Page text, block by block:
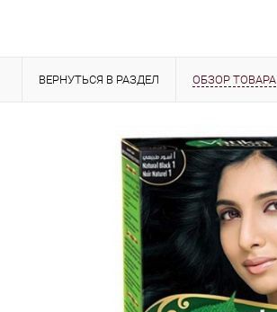
ВЕРНУТЬСЯ В РАЗДЕЛ ОБЗОР ТОВАРА